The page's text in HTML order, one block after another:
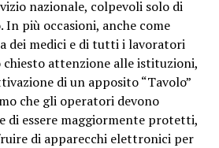
nazionale, colpevoli solo di
più occasioni, anche come
dei medici e di tutti i lavoratori
chiesto attenzione alle istituzioni,
di un apposito “Tavolo”
che gli operatori devono
di essere maggiormente protetti,
di apparecchi elettronici per